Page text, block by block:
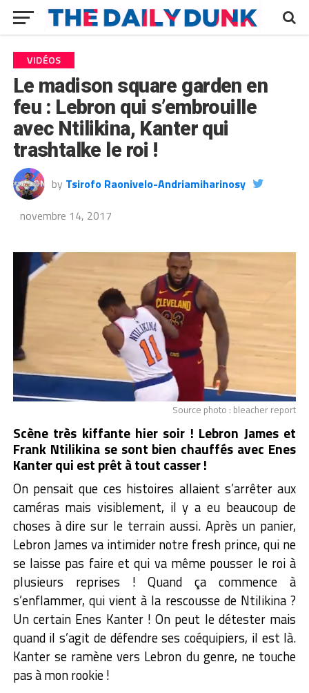
VIDÉOS
Le madison square garden en
feu : Lebron qui s’embrouille
avec Ntilikina, Kanter qui
trashtalke le roi !
by Tsirofo Raonivelo-Andriamiharinosy
novembre 14, 2017
Source photo : bleacher report
Scène très kiffante hier soir ! Lebron James et
Frank Ntilikina se sont bien chauffés avec Enes
Kanter qui est prêt à tout casser !
On pensait que ces histoires allaient s’arrêter aux
caméras mais visiblement, il y a eu beaucoup de
choses à dire sur le terrain aussi. Après un panier,
Lebron James va intimider notre fresh prince, qui ne
se laisse pas faire et qui va même pousser le roi à
plusieurs reprises ! Quand ça commence à
s’enflammer, qui vient à la rescousse de Ntilikina ?
Un certain Enes Kanter ! On peut le détester mais
quand il s’agit de défendre ses coéquipiers, il est là.
Kanter se ramène vers Lebron du genre, ne touche
pas à mon rookie !